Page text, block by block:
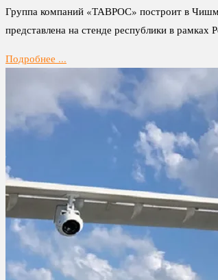
Группа компаний «ТАВРОС» построит в
представлена на стенде республики в
Подробнее ...